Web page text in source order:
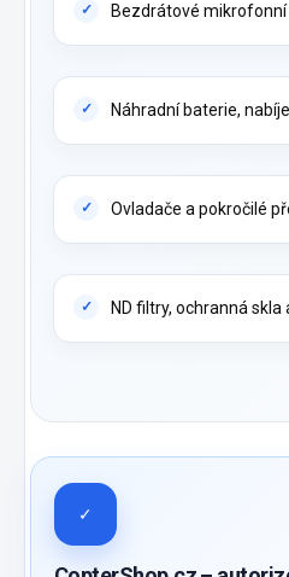
Bezdrátové mikrofonní
Náhradní baterie,
Ovladače a pokročilé
ND filtry, ochranná
✓